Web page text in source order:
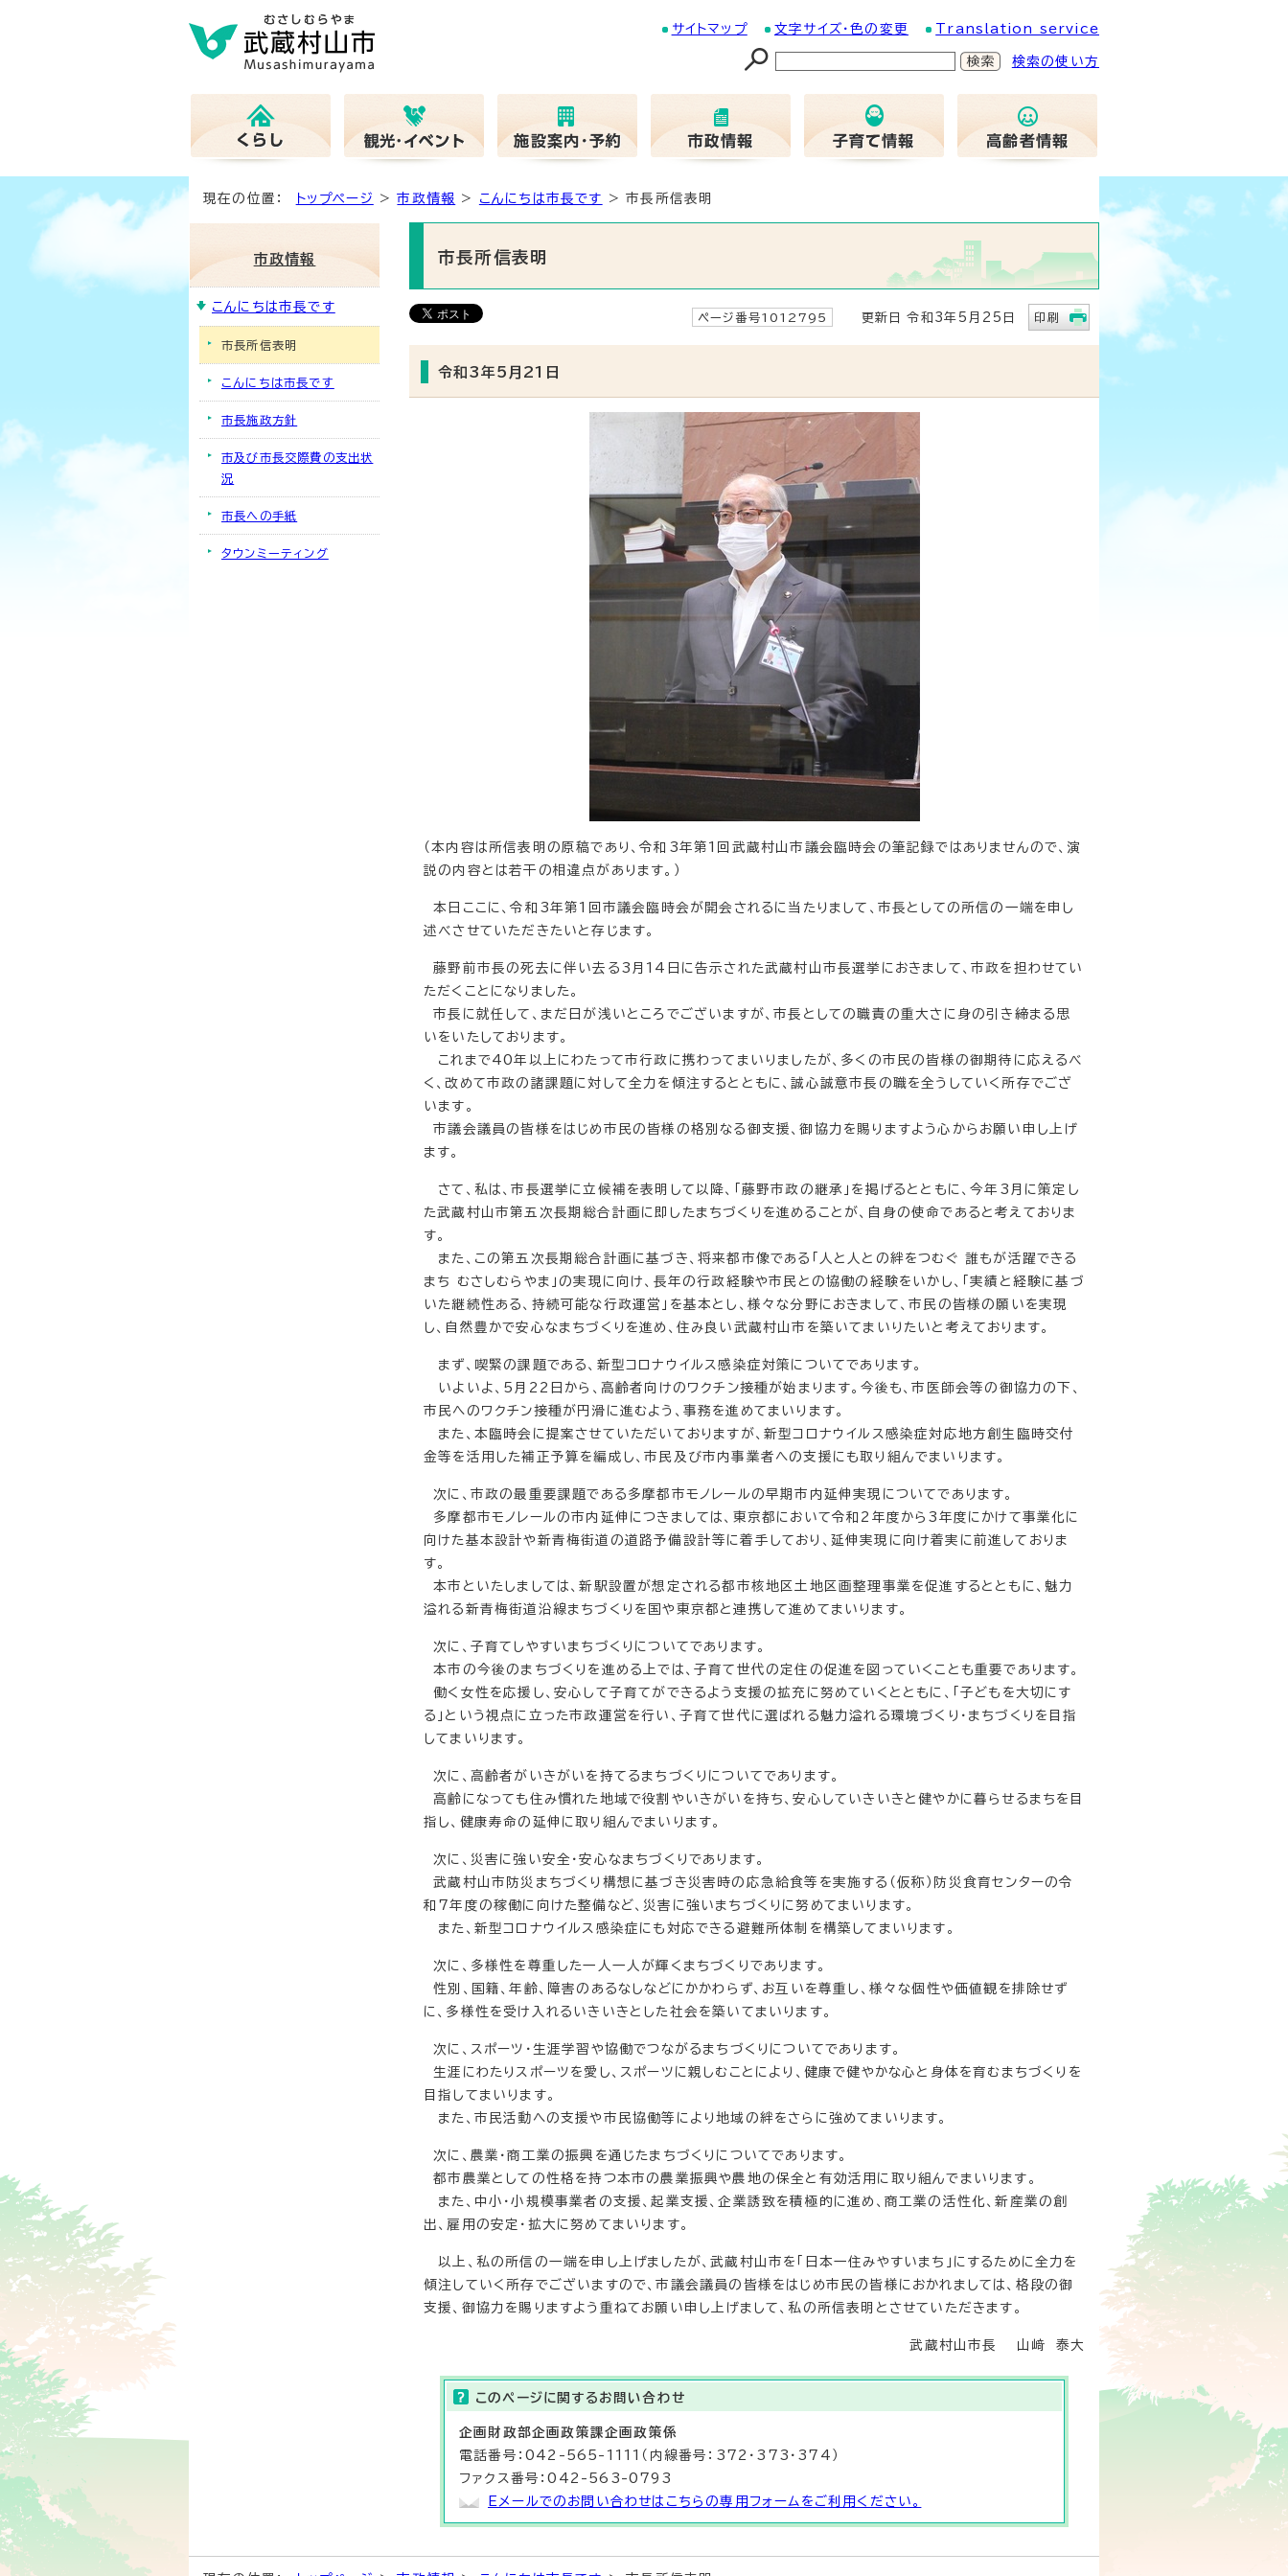
サイトマップ 文字サイズ・色の変更 Translation service
検索の使い方
現在の位置： トップページ >市政情報 > こんにちは市長です > 市長所信表明
市長所信表明
ページ番号1012795 更新日 令和3年5月25日 印刷
令和3年5月21日
（本内容は所信表明の原稿であり、令和3年第1回武蔵村山市議会臨時会の筆記録ではありませんので、演
説の内容とは若干の相違点があります。）
本日ここに、令和3年第1回市議会臨時会が開会されるに当たりまして、市長としての所信の一端を申し
述べさせていただきたいと存じます。
藤野前市長の死去に伴い去る3月14日に告示された武蔵村山市長選挙におきまして、市政を担わせてい
ただくことになりました。
市長に就任して、まだ日が浅いところでございますが、市長としての職責の重大さに身の引き締まる思
いをいたしております。
これまで40年以上にわたって市行政に携わってまいりましたが、多くの市民の皆様の御期待に応えるべ
く、改めて市政の諸課題に対して全力を傾注するとともに、誠心誠意市長の職を全うしていく所存でござ
います。
市議会議員の皆様をはじめ市民の皆様の格別なる御支援、御協力を賜りますよう心からお願い申し上げ
ます。
さて、私は、市長選挙に立候補を表明して以降、「藤野市政の継承」を掲げるとともに、今年3月に策定し
た武蔵村山市第五次長期総合計画に即したまちづくりを進めることが、自身の使命であると考えておりま
す。
また、この第五次長期総合計画に基づき、将来都市像である「人と人との絆をつむぐ 誰もが活躍できる
まち むさしむらやま」の実現に向け、長年の行政経験や市民との協働の経験をいかし、「実績と経験に基づ
いた継続性ある、持続可能な行政運営」を基本とし、様々な分野におきまして、市民の皆様の願いを実現
し、自然豊かで安心なまちづくりを進め、住み良い武蔵村山市を築いてまいりたいと考えております。
まず、喫緊の課題である、新型コロナウイルス感染症対策についてであります。
いよいよ、5月22日から、高齢者向けのワクチン接種が始まります。今後も、市医師会等の御協力の下、
市民へのワクチン接種が円滑に進むよう、事務を進めてまいります。
また、本臨時会に提案させていただいておりますが、新型コロナウイルス感染症対応地方創生臨時交付
金等を活用した補正予算を編成し、市民及び市内事業者への支援にも取り組んでまいります。
次に、市政の最重要課題である多摩都市モノレールの早期市内延伸実現についてであります。
多摩都市モノレールの市内延伸につきましては、東京都において令和2年度から3年度にかけて事業化に
向けた基本設計や新青梅街道の道路予備設計等に着手しており、延伸実現に向け着実に前進しておりま
す。
本市といたしましては、新駅設置が想定される都市核地区土地区画整理事業を促進するとともに、魅力
溢れる新青梅街道沿線まちづくりを国や東京都と連携して進めてまいります。
次に、子育てしやすいまちづくりについてであります。
本市の今後のまちづくりを進める上では、子育て世代の定住の促進を図っていくことも重要であります。
働く女性を応援し、安心して子育てができるよう支援の拡充に努めていくとともに、「子どもを大切にす
る」という視点に立った市政運営を行い、子育て世代に選ばれる魅力溢れる環境づくり・まちづくりを目指
してまいります。
次に、高齢者がいきがいを持てるまちづくりについてであります。
高齢になっても住み慣れた地域で役割やいきがいを持ち、安心していきいきと健やかに暮らせるまちを目
指し、健康寿命の延伸に取り組んでまいります。
次に、災害に強い安全・安心なまちづくりであります。
武蔵村山市防災まちづくり構想に基づき災害時の応急給食等を実施する（仮称）防災食育センターの令
和7年度の稼働に向けた整備など、災害に強いまちづくりに努めてまいります。
また、新型コロナウイルス感染症にも対応できる避難所体制を構築してまいります。
次に、多様性を尊重した一人一人が輝くまちづくりであります。
性別、国籍、年齢、障害のあるなしなどにかかわらず、お互いを尊重し、様々な個性や価値観を排除せず
に、多様性を受け入れるいきいきとした社会を築いてまいります。
次に、スポーツ・生涯学習や協働でつながるまちづくりについてであります。
生涯にわたりスポーツを愛し、スポーツに親しむことにより、健康で健やかな心と身体を育むまちづくりを
目指してまいります。
また、市民活動への支援や市民協働等により地域の絆をさらに強めてまいります。
次に、農業・商工業の振興を通じたまちづくりについてであります。
都市農業としての性格を持つ本市の農業振興や農地の保全と有効活用に取り組んでまいります。
また、中小・小規模事業者の支援、起業支援、企業誘致を積極的に進め、商工業の活性化、新産業の創
出、雇用の安定・拡大に努めてまいります。
以上、私の所信の一端を申し上げましたが、武蔵村山市を「日本一住みやすいまち」にするために全力を
傾注していく所存でございますので、市議会議員の皆様をはじめ市民の皆様におかれましては、格段の御
支援、御協力を賜りますよう重ねてお願い申し上げまして、私の所信表明とさせていただきます。
武蔵村山市長 山﨑 泰大
このページに関する お問い合わせ
企画財政部企画政策課企画政策係
電話番号：042-565-1111（内線番号：372・373・374）
ファクス番号：042-563-0793
Eメールでのお問い合わせはこちらの専用フォームをご利用ください。
市政情報
こんにちは市長です
市長所信表明
こんにちは市長です
市長施政方針
市及び市長交際費の支出状
況
市長への手紙
タウンミーティング